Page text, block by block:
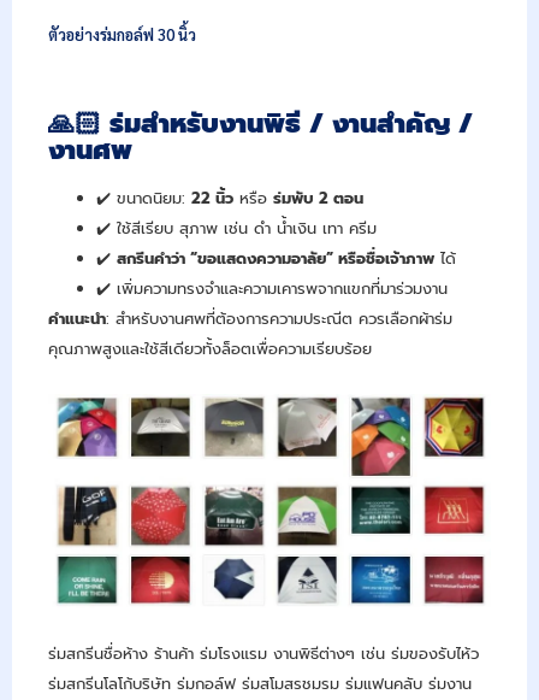
ตัวอย่างร่มกอล์ฟ 30 นิ้ว
🙏🏻ร่มสำหรับงานพิธี / งานสำคัญ /
งานศพ
✔️ ขนาดนิยม:22นิ้ว หรือร่มพับ 2ตอน
✔️ ใช้สีเรียบ สุภาพ เช่น ดำ น้ำเงิน เทา ครีม
✔️สกรีนคำว่า “ขอแสดงความอาลัย” หรือชื่อเจ้าภาพ ได้
✔️ เพิ่มความทรงจำและความเคารพจากแขกที่มาร่วมงาน
คำแนะนำ: สำหรับงานศพที่ต้องการความประณีต ควรเลือกผ้าร่ม
คุณภาพสูงและใช้สีเดียวทั้งล็อตเพื่อความเรียบร้อย
ร่มสกรีนชื่อห้าง ร้านค้า ร่มโรงแรม งานพิธีต่างๆ เช่น ร่มของรับไห้ว
ร่มสกรีนโลโก้บริษัท ร่มกอล์ฟ ร่มสโมสรชมรม ร่มแฟนคลับ ร่มงาน